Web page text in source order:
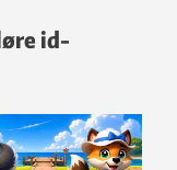
id-